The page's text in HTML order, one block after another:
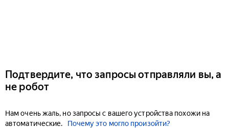
Подтвердите, что запросы отправляли вы, а
не робот
Нам очень жаль, но запросы с вашего устройства похожи на
автоматические.
Почему это могло произойти?